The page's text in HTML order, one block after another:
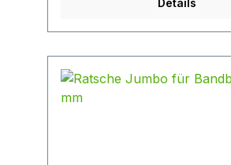
Details